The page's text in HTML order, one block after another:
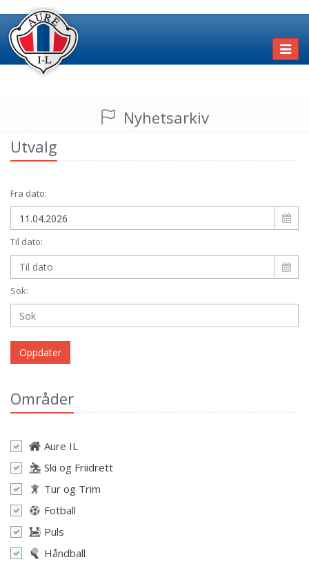
Nyhetsarkiv
Utvalg
Fra dato:
Til dato:
Sok:
Oppdater
Områder
Aure IL
Ski og Friidrett
Tur og Trim
Fotball
Puls
Håndball